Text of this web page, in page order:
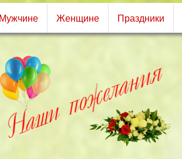
Мужчине Женщине Праздники